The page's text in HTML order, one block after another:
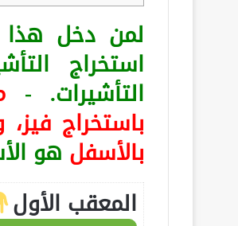
لمن دخل
استخراج
التأشيرات. -
باستخراج
بالأسفل هو
المعقب الأول